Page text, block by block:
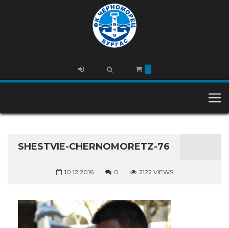
SHESTVIE-CHERNOMORETZ-76
10.12.2016 0 2122 VIEWS